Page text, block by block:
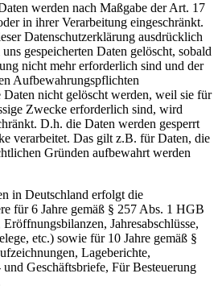
werden nach Maßgabe der Art. 17
in ihrer Verarbeitung eingeschränkt.
Datenschutzerklärung ausdrücklich
gespeicherten Daten gelöscht, sobald
nicht mehr erforderlich sind und der
Aufbewahrungspflichten
Daten nicht gelöscht werden, weil sie für
Zwecke erforderlich sind, wird
D.h. die Daten werden gesperrt
verarbeitet. Das gilt z.B. für Daten, die
Gründen aufbewahrt werden
in Deutschland erfolgt die
für 6 Jahre gemäß § 257 Abs. 1 HGB
Jahresabschlüsse,
etc.) sowie für 10 Jahre gemäß §
Lageberichte,
Geschäftsbriefe, Für Besteuerung